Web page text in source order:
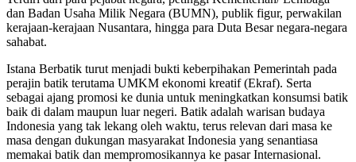
dan Badan Usaha Milik Negara (BUMN), publik figur, perwakilan
kerajaan-kerajaan Nusantara, hingga para Duta Besar negara-negara
sahabat.
Istana Berbatik turut menjadi bukti keberpihakan Pemerintah pada
perajin batik terutama UMKM ekonomi kreatif (Ekraf). Serta
sebagai ajang promosi ke dunia untuk meningkatkan konsumsi batik
baik di dalam maupun luar negeri. Batik adalah warisan budaya
Indonesia yang tak lekang oleh waktu, terus relevan dari masa ke
masa dengan dukungan masyarakat Indonesia yang senantiasa
memakai batik dan mempromosikannya ke pasar Internasional.